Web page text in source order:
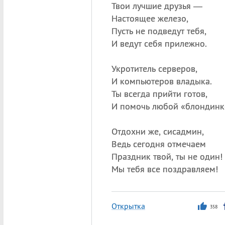
Твои лучшие друзья —
Настоящее железо,
Пусть не подведут тебя,
И ведут себя прилежно.
Укротитель серверов,
И компьютеров владыка.
Ты всегда прийти готов,
И помочь любой
Отдохни же, сисадмин,
Ведь сегодня отмечаем
Праздник твой, ты не один!
Мы тебя все поздравляем!
Открытка 358